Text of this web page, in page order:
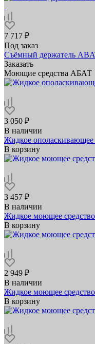
7 717 ₽
Под заказ
Съёмный держатель
Заказать
Моющие средства АБАТ
3 050 ₽
В наличии
Жидкое
В корзину
3 457 ₽
В наличии
Жидкое моющее
В корзину
2 949 ₽
В наличии
Жидкое моющее
В корзину